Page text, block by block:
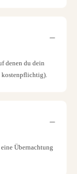
denen du dein
kostenpflichtig).
Übernachtung